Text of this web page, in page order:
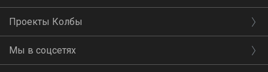
Проекты Колбы
Мы в соцсетях